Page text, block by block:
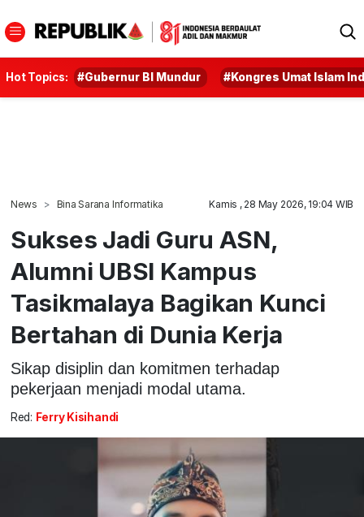
Hot Topics: #Gubernur BI Mundur #Kongres Umat Islam
News Bina Sarana Informatika Kamis , 28 May 2026, 19:04 WIB
Sukses Jadi Guru ASN,
Alumni UBSI Kampus
Tasikmalaya Bagikan Kunci
Bertahan di Dunia Kerja
Sikap disiplin dan komitmen terhadap
pekerjaan menjadi modal utama.
Red: Ferry Kisihandi